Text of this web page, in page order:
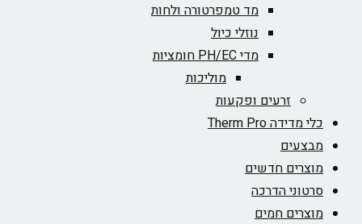
מד טמפרטורה ולחות
נוזלי כיול
מדי PH/EC חומציות
מוליכות
זרעים ופקעות
כלי מדידה Therm Pro
מבצעים
מוצרים חדשים
סרטוני הדרכה
מוצרים חמים